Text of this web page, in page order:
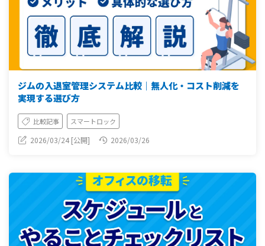
ジムの入退室管理システム比較｜無人化・コスト削減を
実現する選び方
比較記事 スマートロック
2026/03/24 [公開] 2026/03/26